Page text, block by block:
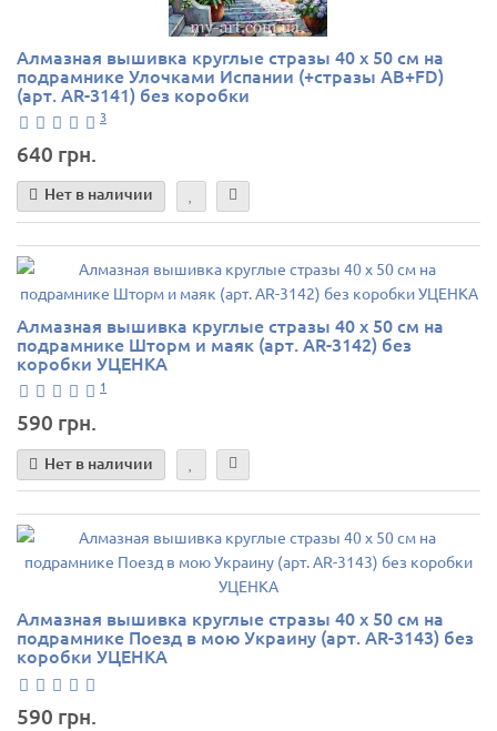
Алмазная вышивка круглые стразы 40 х 50 см на
подрамнике Улочками Испании (+стразы AB+FD)
(арт. AR-3141) без коробки
3
640 грн.
Нет в наличии
Алмазная вышивка круглые стразы 40 х 50 см на
подрамнике Шторм и маяк (арт. AR-3142) без
коробки УЦЕНКА
1
590 грн.
Нет в наличии
Алмазная вышивка круглые стразы 40 х 50 см на
подрамнике Поезд в мою Украину (арт. AR-3143) без
коробки УЦЕНКА
590 грн.